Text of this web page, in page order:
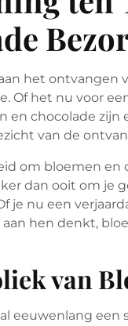
het
Of het nu voor
en chocolade
van de
om bloemen en
dan ooit om je
je nu een
hen denkt,
van
eeuwenlang een